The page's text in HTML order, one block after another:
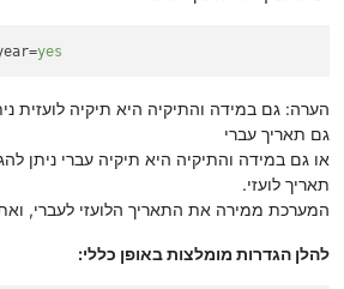
=yes
הערה: גם במידה והתיקיה היא תיקיה לועזית
גם תאריך עברי
או גם במידה והתיקיה היא תיקיה עברי ניתן
תאריך לועזי.
המערכת ממירה את התאריך הלועזי לעברי,
להלן הגדרות מומלצות באופן כללי: